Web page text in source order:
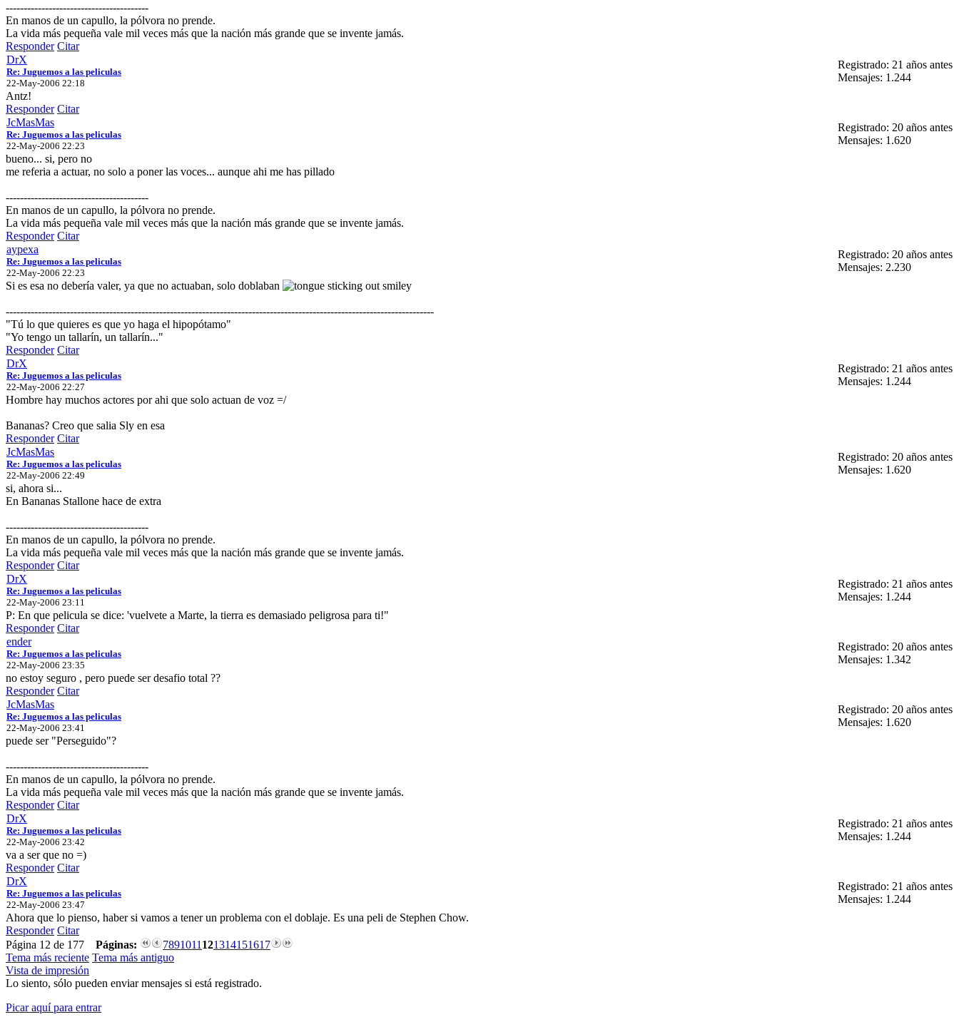
----------------------------------------
En manos de un capullo, la pólvora no prende.
La vida más pequeña vale mil veces más que la nación más grande que se invente jamás.
Responder Citar
DrX
Re: Juguemos a las peliculas
22-May-2006 22:18
Registrado: 21 años antes
Mensajes: 1.244
Antz!
Responder Citar
JcMasMas
Re: Juguemos a las peliculas
22-May-2006 22:23
Registrado: 20 años antes
Mensajes: 1.620
bueno... si, pero no
me referia a actuar, no solo a poner las voces... aunque ahi me has pillado
----------------------------------------
En manos de un capullo, la pólvora no prende.
La vida más pequeña vale mil veces más que la nación más grande que se invente jamás.
Responder Citar
aypexa
Re: Juguemos a las peliculas
22-May-2006 22:23
Registrado: 20 años antes
Mensajes: 2.230
Si es esa no debería valer, ya que no actuaban, solo doblaban
------------------------------------------------------------------------------------------------------------------------
"Tú lo que quieres es que yo haga el hipopótamo"
"Yo tengo un tallarín, un tallarín..."
Responder Citar
DrX
Re: Juguemos a las peliculas
22-May-2006 22:27
Registrado: 21 años antes
Mensajes: 1.244
Hombre hay muchos actores por ahi que solo actuan de voz =/
Bananas? Creo que salia Sly en esa
Responder Citar
JcMasMas
Re: Juguemos a las peliculas
22-May-2006 22:49
Registrado: 20 años antes
Mensajes: 1.620
si, ahora si...
En Bananas Stallone hace de extra
----------------------------------------
En manos de un capullo, la pólvora no prende.
La vida más pequeña vale mil veces más que la nación más grande que se invente jamás.
Responder Citar
DrX
Re: Juguemos a las peliculas
22-May-2006 23:11
Registrado: 21 años antes
Mensajes: 1.244
P: En que pelicula se dice: 'vuelvete a Marte, la tierra es demasiado peligrosa para ti!"
Responder Citar
ender
Re: Juguemos a las peliculas
22-May-2006 23:35
Registrado: 20 años antes
Mensajes: 1.342
no estoy seguro , pero puede ser desafio total ??
Responder Citar
JcMasMas
Re: Juguemos a las peliculas
22-May-2006 23:41
Registrado: 20 años antes
Mensajes: 1.620
puede ser "Perseguido"?
----------------------------------------
En manos de un capullo, la pólvora no prende.
La vida más pequeña vale mil veces más que la nación más grande que se invente jamás.
Responder Citar
DrX
Re: Juguemos a las peliculas
22-May-2006 23:42
Registrado: 21 años antes
Mensajes: 1.244
va a ser que no =)
Responder Citar
DrX
Re: Juguemos a las peliculas
22-May-2006 23:47
Registrado: 21 años antes
Mensajes: 1.244
Ahora que lo pienso, haber si vamos a tener un problema con el doblaje. Es una peli de Stephen Chow.
Responder Citar
Página 12 de 177 Páginas: 7891011 121314151617
Tema más reciente Tema más antiguo
Vista de impresión
Lo siento, sólo pueden enviar mensajes si está registrado.
Picar aquí para entrar